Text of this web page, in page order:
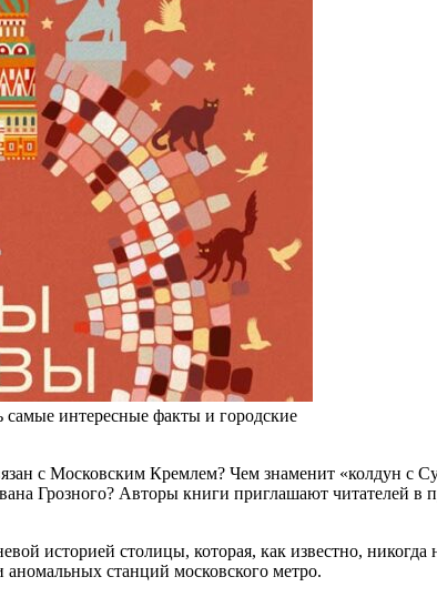
интересные факты и городские
с Московским Кремлем? Чем знаменит «колдун с
Грозного? Авторы книги приглашают читателей
историей столицы, которая, как известно,
станций московского метро.